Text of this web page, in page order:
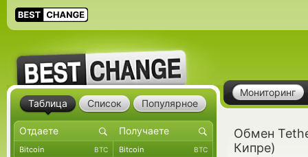
Мониторинг
Обмен
Кипре)
Таблица Список Популярное
Bitcoin BTC Bitcoin BTC